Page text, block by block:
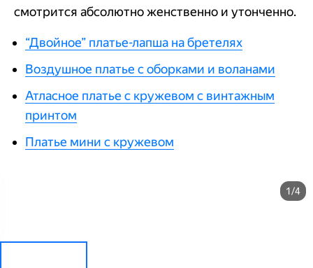
смотрится абсолютно женственно и утонченно.
“Двойное” платье-лапша на бретелях
Воздушное платье с оборками и воланами
Атласное платье с кружевом с винтажным
принтом
Платье мини с кружевом
1/4